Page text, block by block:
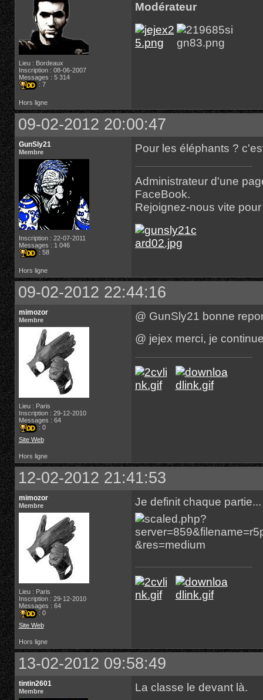
Lieu : Bordeaux
Inscription : 08-06-2007
Messages : 5 314
: 7
Modérateur
Hors ligne
09-02-2012 20:00:47
GunSly21
Membre
Inscription : 22-07-2011
Messages : 1 046
: 58
Pour les éléphants ?
Administrateur d'une
FaceBook.
Rejoignez-nous vite
Hors ligne
09-02-2012 22:44:16
mimozor
Membre
Lieu : Paris
Inscription : 29-12-2010
Messages : 64
: 0
Site Web
@ GunSly21 bonne
@ jejex merci, je
Hors ligne
12-02-2012 21:41:53
mimozor
Membre
Lieu : Paris
Inscription : 29-12-2010
Messages : 64
: 0
Site Web
Je definit chaque partie...
Hors ligne
13-02-2012 09:58:49
tintin2601
Membre La classe le devant là.